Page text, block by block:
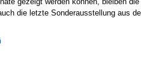
die letzte Sonderausstellung aus